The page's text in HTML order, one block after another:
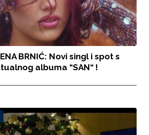
BRNIĆ: Novi singl i spot s
albuma “SAN“ !